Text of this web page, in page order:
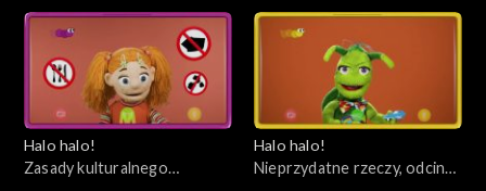
Halo halo!
Zasady kulturalnego
Halo halo!
Nieprzydatne rzeczy, odcinek